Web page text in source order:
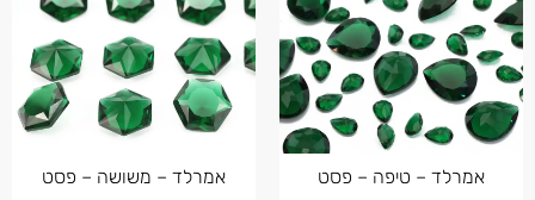
אמרלד – טיפה – פסט אמרלד – משושה – פסט